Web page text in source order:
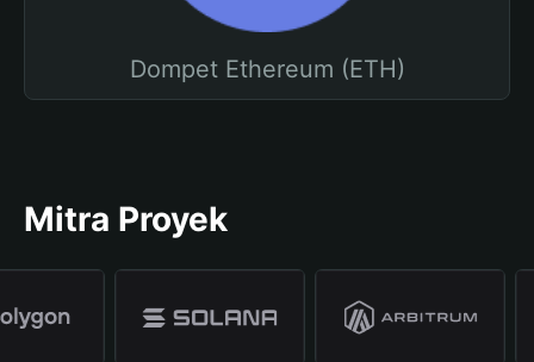
Dompet Ethereum (ETH)
Mitra Proyek